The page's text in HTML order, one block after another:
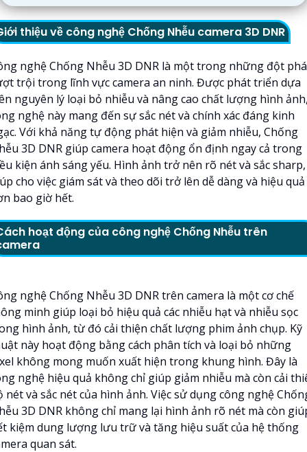
thiệu về công nghệ Chống Nhễu camera 3D DNR
nghệ Chống Nhễu 3D DNR là một trong những đột phá
trội trong lĩnh vực camera an ninh. Được phát triển dựa
nguyên lý loại bỏ nhiễu và nâng cao chất lượng hình
nghệ này mang đến sự sắc nét và chính xác đáng kinh
Với khả năng tự động phát hiện và giảm nhiễu, Chống
3D DNR giúp camera hoạt động ổn định ngay cả trong
kiện ánh sáng yếu. Hình ảnh trở nên rõ nét và sắc sharp,
cho việc giám sát và theo dõi trở lên dễ dàng và hiệu quả
bao giờ hết.
hoạt động của công nghệ Chống Nhễu trên
nghệ Chống Nhễu 3D DNR trên camera là một cơ chế
minh giúp loại bỏ hiệu quả các nhiễu hạt và nhiễu sọc
hình ảnh, từ đó cải thiện chất lượng phim ảnh chụp. Kỹ
này hoạt động bằng cách phân tích và loại bỏ những
không mong muốn xuất hiện trong khung hình. Đây là
nghệ hiệu quả không chỉ giúp giảm nhiễu mà còn cải
nét và sắc nét của hình ảnh. Việc sử dụng công nghệ
3D DNR không chỉ mang lại hình ảnh rõ nét mà còn
kiệm dung lượng lưu trữ và tăng hiệu suất của hệ thống
quan sát.